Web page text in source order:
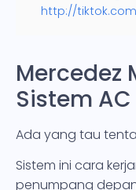
http://
Mercedez
Sistem
Ada yang tau
Sistem ini cara
penumpang